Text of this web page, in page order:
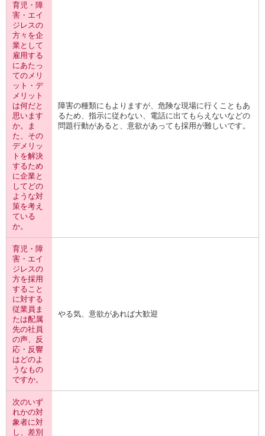
育児・障
害・エイ
ジレスの
方々を企
業として
雇用する
にあたっ
てのメリ
ット・デ
メリット
は何だと
思います
か。ま
た、その
デメリッ
トを解決
するため
に企業と
してどの
ような対
策を考え
ている
か。
障害の種類にもよりますが、危険な現場に行くこともあ
るため、指示に従わない、電話に出てもらえないなどの
問題行動があると、意欲があっても採用が難しいです。
育児・障
害・エイ
ジレスの
方を採用
すること
に対する
従業員ま
たは配属
先の社員
の声、反
応・反響
はどのよ
うなもの
ですか。
やる気、意欲があれば大歓迎
次のいず
れかの対
象者に対
し、差別